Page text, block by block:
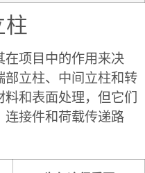
柱
在项目中的作用来决
部立柱、中间立柱和转
和表面处理，但它们
连接件和荷载传递路